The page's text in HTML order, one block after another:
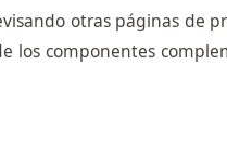
otras páginas de
los componentes